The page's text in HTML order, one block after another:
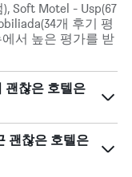
Soft Motel - Usp(67
개 후기 평
서 높은 평가를 받
괜찮은 호텔은
괜찮은 호텔은